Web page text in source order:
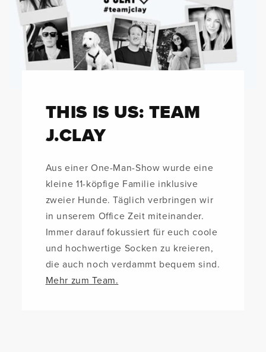
THIS IS US: TEAM
J.CLAY
Aus einer One-Man-Show wurde eine
kleine 11-köpfige Familie inklusive
zweier Hunde. Täglich verbringen wir
in unserem Office Zeit miteinander.
Immer darauf fokussiert für euch coole
und hochwertige Socken zu kreieren,
die auch noch verdammt bequem sind.
Mehr zum Team.